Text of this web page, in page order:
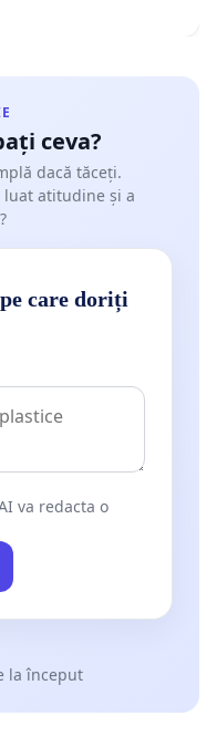
ceva?
dacă tăceți.
atitudine și a
care doriți
va redacta o
la început